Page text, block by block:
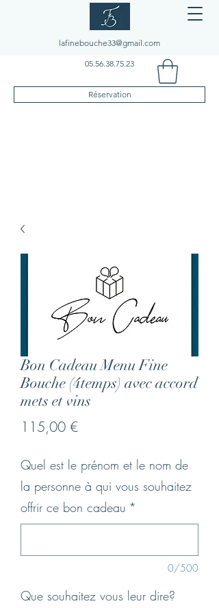
lafinebouche33@gmail.com
05.56.38.75.23
Réservation
Bon Cadeau Menu Fine
Bouche (4temps) avec accord
mets et vins
115,00 €Prix
Quel est le prénom et le nom de
la personne à qui vous souhaitez
offrir ce bon cadeau *
0/500
Que souhaitez vous leur dire?